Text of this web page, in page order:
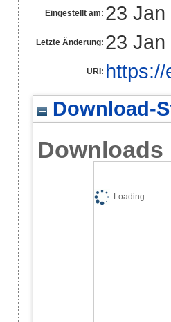
Eingestellt am: 23
Letzte Änderung: 23
URI:
Download-
Downloads
Loading...